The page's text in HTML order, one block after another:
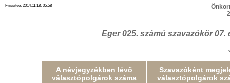
Frissitve: 2014.11.18. 05:58
Eger 025. számú szavazókör
A névjegyzékben lévő
választópolgárok száma
Szavazóként
választópolgárok